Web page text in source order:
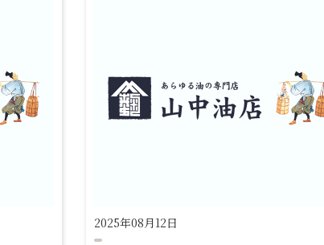
2025年08月12日